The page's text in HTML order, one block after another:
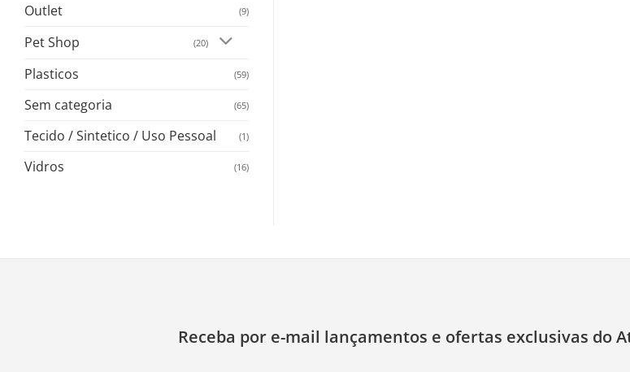
Outlet (9)
Pet Shop (20)
Plasticos (59)
Sem categoria (65)
Tecido / Sintetico / Uso Pessoal (1)
Vidros (16)
Receba por e-mail lançamentos e ofertas exclusivas do